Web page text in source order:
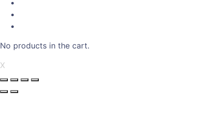
No products in the cart.
X